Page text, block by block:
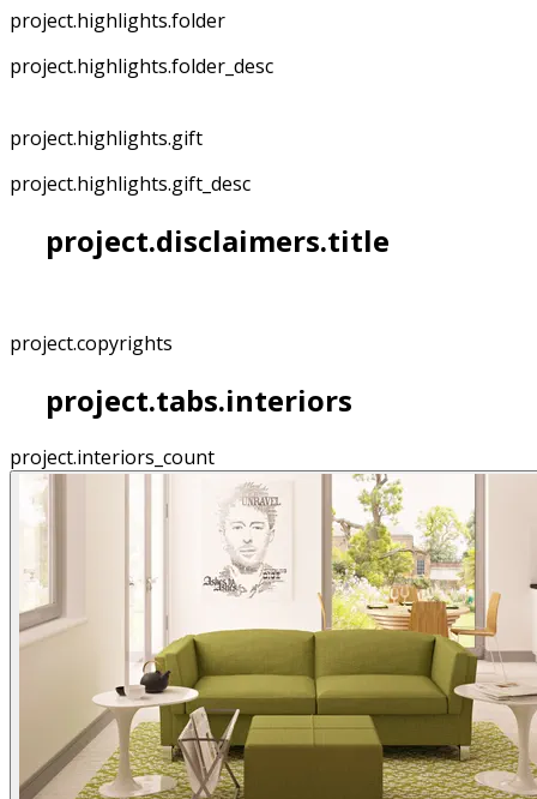
project.highlights.folder
project.highlights.folder_desc
project.highlights.gift
project.highlights.gift_desc
project.disclaimers.title
project.copyrights
project.tabs.interiors
project.interiors_count